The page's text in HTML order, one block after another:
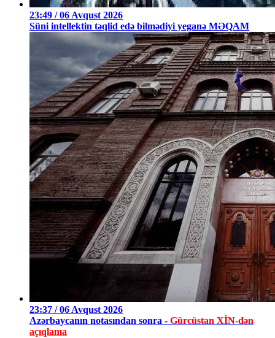
23:49 / 06 Avqust 2026
Süni intellektin təqlid edə bilmədiyi yeganə MƏQAM
23:37 / 06 Avqust 2026
Azərbaycanın notasından sonra - Gürcüstan XİN-dən
açıqlama